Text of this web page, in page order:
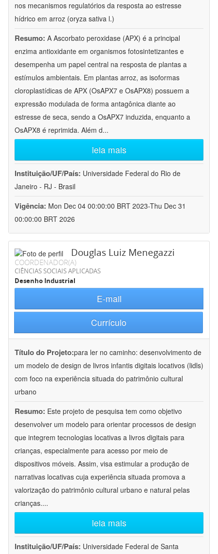
nos mecanismos regulatórios da resposta ao estresse
hídrico em arroz (oryza sativa l.)
Resumo: A Ascorbato peroxidase (APX) é a principal
enzima antioxidante em organismos fotosintetizantes e
desempenha um papel central na resposta de plantas a
estímulos ambientais. Em plantas arroz, as isoformas
cloroplastídicas de APX (OsAPX7 e OsAPX8) possuem a
expressão modulada de forma antagônica diante ao
estresse de seca, sendo a OsAPX7 induzida, enquanto a
OsAPX8 é reprimida. Além d...
leia mais
Instituição/UF/País: Universidade Federal do Rio de
Janeiro - RJ - Brasil
Vigência: Mon Dec 04 00:00:00 BRT 2023-Thu Dec 31
00:00:00 BRT 2026
Douglas Luiz Menegazzi
COORDENADOR(A)
CIÊNCIAS SOCIAIS APLICADAS
Desenho Industrial
E-mail
Currículo
Título do Projeto:para ler no caminho: desenvolvimento de
um modelo de design de livros infantis digitais locativos (lidls)
com foco na experiência situada do patrimônio cultural
urbano
Resumo: Este projeto de pesquisa tem como objetivo
desenvolver um modelo para orientar processos de design
que integrem tecnologias locativas a livros digitais para
crianças, especialmente para acesso por meio de
dispositivos móveis. Assim, visa estimular a produção de
narrativas locativas cuja experiência situada promova a
valorização do patrimônio cultural urbano e natural pelas
crianças....
leia mais
Instituição/UF/País: Universidade Federal de Santa